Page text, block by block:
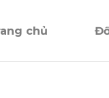
chủ